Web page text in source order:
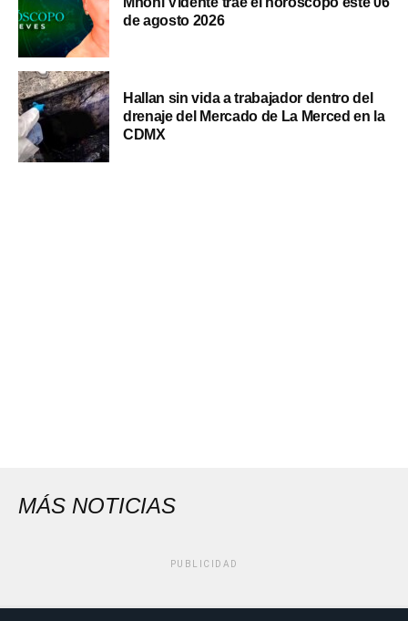
de agosto 2026
Hallan sin vida a trabajador dentro del
drenaje del Mercado de La Merced en la
CDMX
MÁS NOTICIAS
PUBLICIDAD